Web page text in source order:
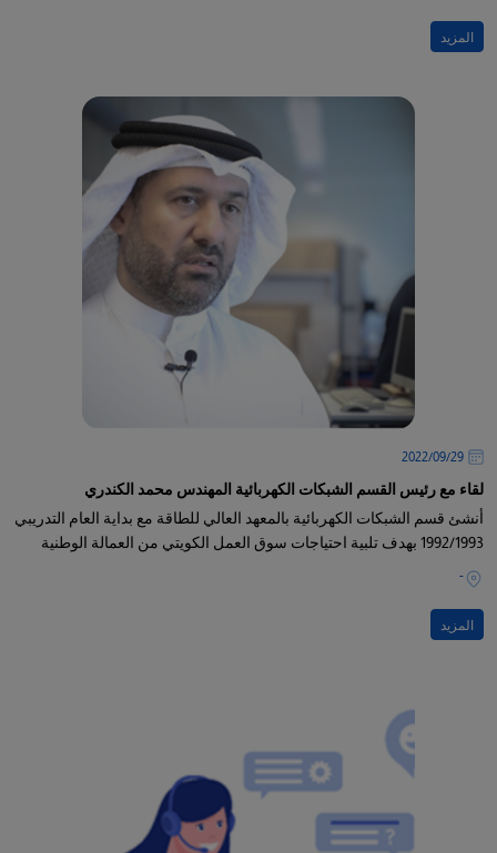
المزيد
29‏/09‏/2022
لقاء مع رئيس القسم الشبكات الكهربائية المهندس محمد الكندري
أنشئ قسم الشبكات الكهربائية بالمعهد العالي للطاقة مع بداية العام التدريبي
1992/1993 بهدف تلبية احتياجات سوق العمل الكويتي من العمالة الوطنية
-
المزيد